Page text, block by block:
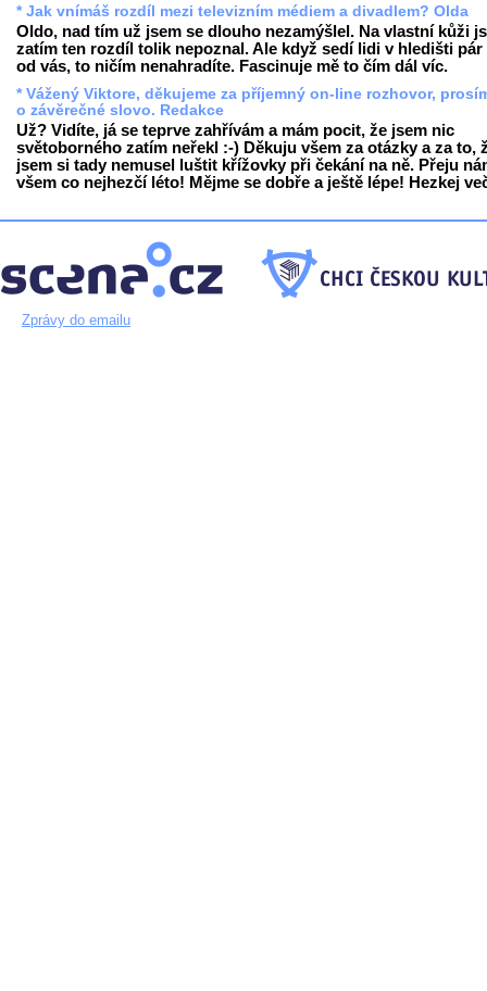
* Jak vnímáš rozdíl mezi televizním médiem a divadlem? Olda
Oldo, nad tím už jsem se dlouho nezamýšlel. Na vlastní kůži
zatím ten rozdíl tolik nepoznal. Ale když sedí lidi v hledišti pár
od vás, to ničím nenahradíte. Fascinuje mě to čím dál víc.
* Vážený Viktore, děkujeme za příjemný on-line rozhovor,
o závěrečné slovo. Redakce
Už? Vidíte, já se teprve zahřívám a mám pocit, že jsem nic
světoborného zatím neřekl :-) Děkuju všem za otázky a za to,
jsem si tady nemusel luštit křížovky při čekání na ně. Přeju
všem co nejhezčí léto! Mějme se dobře a ještě lépe! Hezkej
Zprávy do emailu